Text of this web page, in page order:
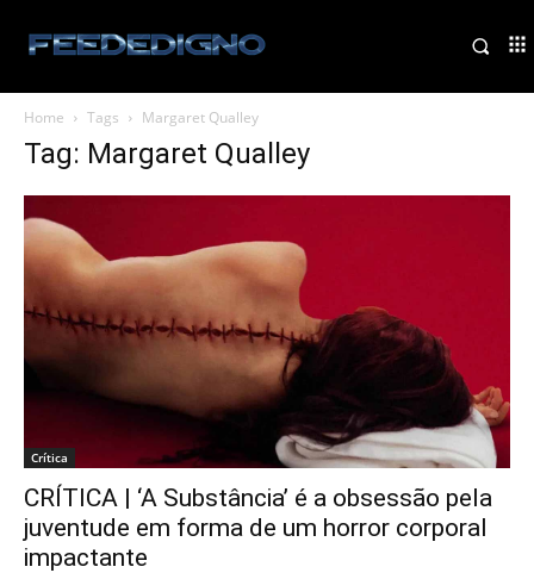
Home Tags Margaret Qualley
Tag: Margaret Qualley
Crítica
CRÍTICA | ‘A Substância’ é a obsessão pela
juventude em forma de um horror corporal
impactante